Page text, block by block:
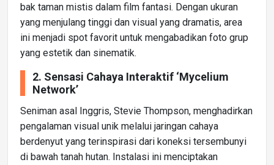
bak taman mistis dalam film fantasi. Dengan ukuran
yang menjulang tinggi dan visual yang dramatis, area
ini menjadi spot favorit untuk mengabadikan foto grup
yang estetik dan sinematik.
2. Sensasi Cahaya Interaktif ‘Mycelium
Network’
Seniman asal Inggris, Stevie Thompson, menghadirkan
pengalaman visual unik melalui jaringan cahaya
berdenyut yang terinspirasi dari koneksi tersembunyi
di bawah tanah hutan. Instalasi ini menciptakan